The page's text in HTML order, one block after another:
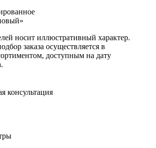
носит иллюстративный характер.
заказа осуществляется в
доступным на дату
консультация